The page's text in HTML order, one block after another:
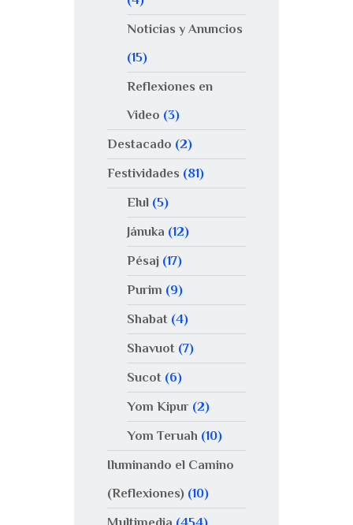
Noticias y Anuncios
(15)
Reflexiones en
Video (3)
Destacado (2)
Festividades (81)
Elul(5)
Jánuka (12)
Pésaj(17)
Purim (9)
Shabat(4)
Shavuot(7)
Sucot(6)
Yom Kipur(2)
Yom Teruah (10)
Iluminando el Camino
(Reflexiones) (10)